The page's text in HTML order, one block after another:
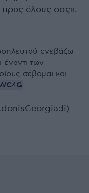
όλους σας».
ανεβάζω
έναντι των
σέβομαι και